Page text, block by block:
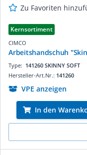
Zu Favoriten
Kernsortiment
CIMCO
Arbeitshandschuh
Type: 141260 SKINNY SOFT
Hersteller-Art.Nr.: 141260
VPE anzeigen
In den